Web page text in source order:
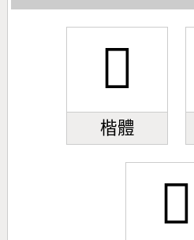
𥷚
楷體
𥷚